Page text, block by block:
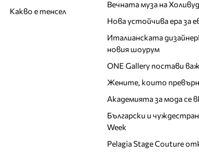
Вечната муза на
Нова устойчива ера за
Италианската
новия шоурум
ONE Gallery постави
Жените, които
Академията за мода се
Български и
Week
Pelagia Stage Couture
Какво е тенсел